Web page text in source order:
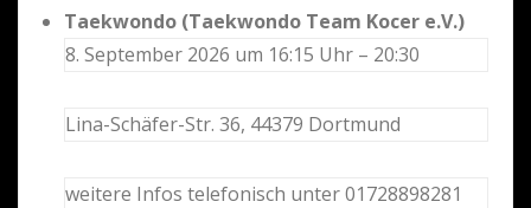
Taekwondo (Taekwondo Team Kocer e.V.)
8. September 2026 um 16:15 Uhr – 20:30
Lina-Schäfer-Str. 36, 44379 Dortmund
weitere Infos telefonisch unter 01728898281